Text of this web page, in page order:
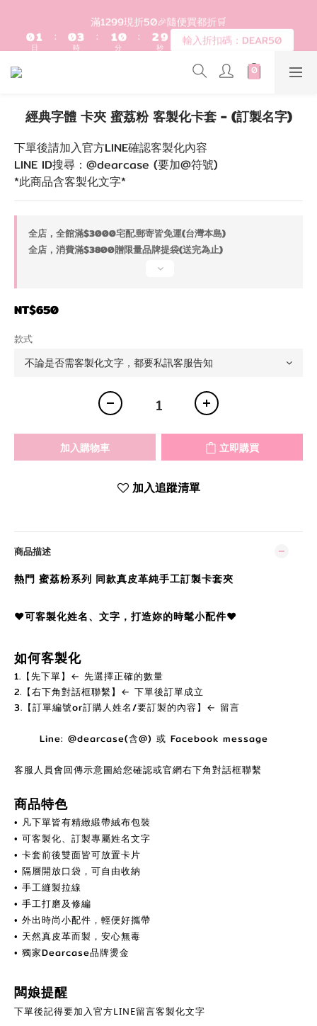
登入會員滿$1200超取免運 - 輸入折扣碼：DEAR20
滿1299現折50🎉隨便買都折🛒
01
0
日
03
2
時
:
2
1
0
1
0
分
:
3
2
1
9
8
4
3
2
1
0
秒 輸入折扣碼：DEAR50
歡迎首購!滿1000全館95折! 新客領卷去~
登入會員滿$1200超取免運 - 輸入折扣碼：DEAR20
經典字體 卡夾 蜜荔粉 客製化卡套 - (訂製名字)
下單後請加入官方LINE確認客製化內容
LINE ID搜尋：@dearcase (要加@符號)
*此商品含客製化文字*
全店，全館滿$3000宅配.郵寄皆免運(台灣本島)
全店，消費滿$3800贈限量品牌提袋(送完為止)
NT$650
款式
加入購物車 立即購買
加入追蹤清單
商品描述
熱門 蜜荔粉系列 同款真皮革純手工訂製卡套夾
♥︎可客製化姓名、文字，打造妳的時髦小配件♥︎
如何客製化
1.【先下單】← 先選擇正確的數量
2.【右下角對話框聯繫】← 下單後訂單成立
3.【訂單編號or訂購人姓名/要訂製的內容】← 留言
Line: @dearcase(含@) 或 Facebook message
客服人員會回傳示意圖給您確認或官網右下角對話框聯繫
商品特色
• 凡下單皆有精緻緞帶絨布包裝
• 可客製化、訂製專屬姓名文字
• 卡套前後雙面皆可放置卡片
• 隔層開放口袋，可自由收納
• 手工縫製拉線
• 手工打磨及修編
• 外出時尚小配件，輕便好攜帶
• 天然真皮革而製，安心無毒
• 獨家Dearcase品牌燙金
闆娘提醒
下單後記得要加入官方LINE留言客製化文字